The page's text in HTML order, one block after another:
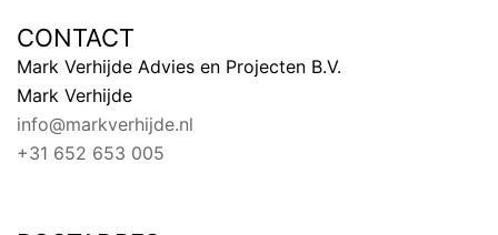
CONTACT
Mark Verhijde Advies en Projecten B.V.
Mark Verhijde
info@markverhijde.nl
+31 652 653 005